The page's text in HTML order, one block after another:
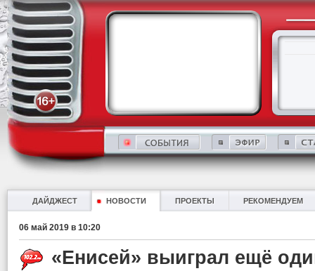
ДАЙДЖЕСТ НОВОСТИ ПРОЕКТЫ РЕКОМЕНДУЕМ
06 май 2019 в 10:20
«Енисей» выиграл ещё